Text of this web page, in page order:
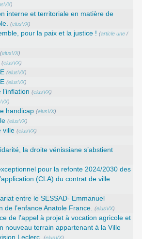
)
interne et territoriale en matière de
(elusVX)
pour la paix et la justice ! (article une /
(elusVX)
(elusVX)
(elusVX)
(elusVX)
l’inflation (elusVX)
)
handicap (elusVX)
(elusVX)
ville (elusVX)
la droite vénissiane s’abstient
pour la refonte 2024/2030 des
(CLA) du contrat de ville
entre le SESSAD- Emmanuel
de l’enfance Anatole France. (elusVX)
de l’appel à projet à vocation agricole et
nouveau terrain appartenant à la Ville
Leclerc. (elusVX)